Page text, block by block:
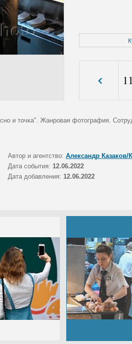
11
и точка". Жанровая фотография.
Автор и агентство: Александр
Дата события: 12.06.2022
Дата добавления: 12.06.2022